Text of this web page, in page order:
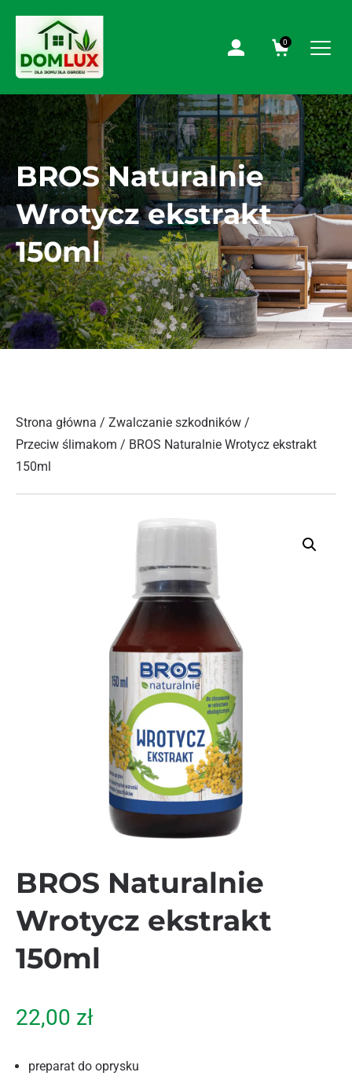
0
BROS Naturalnie
Wrotycz ekstrakt
150ml
Strona główna / Zwalczanie szkodników /
Przeciw ślimakom / BROS Naturalnie Wrotycz ekstrakt
150ml
BROS Naturalnie
Wrotycz ekstrakt
150ml
22,00 zł
preparat do oprysku